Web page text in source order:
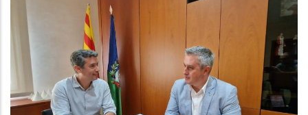
El President Es Reuneix Amb Tots
Els Alcaldes